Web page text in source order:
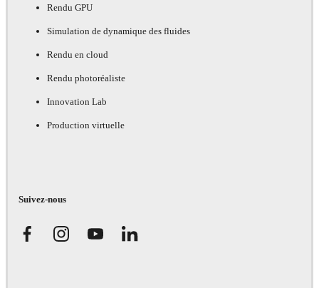
Rendu GPU
Simulation de dynamique des fluides
Rendu en cloud
Rendu photoréaliste
Innovation Lab
Production virtuelle
Suivez-nous